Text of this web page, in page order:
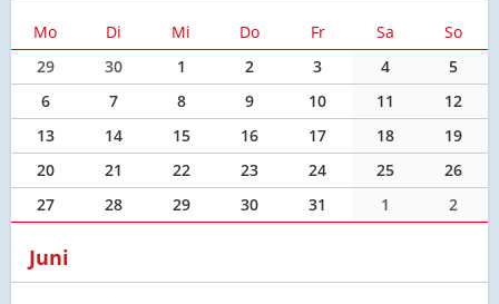
Mo Di Mi Do Fr Sa
So
29
30 1 2 3 4
5
6
7 8 9 10 11
12
13
14 15 16 17 18
19
20
21 22 23 24 25
26
27
28 29 30 31 1 2
Juni